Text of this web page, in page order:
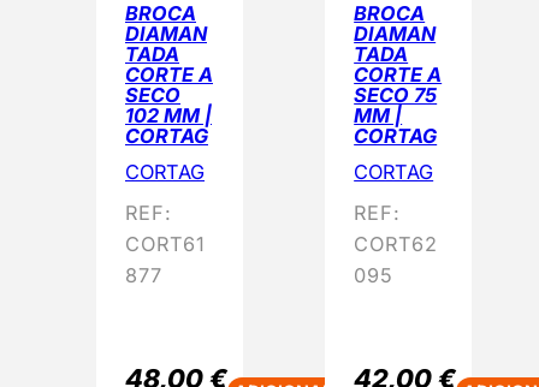
BROCA
DIAMAN
TADA
CORTE A
SECO
102 MM |
CORTAG
CORTAG
REF:
CORT61
877
48,00€
BROCA
DIAMAN
TADA
CORTE A
SECO 75
MM |
CORTAG
CORTAG
REF:
CORT62
095
42,00€